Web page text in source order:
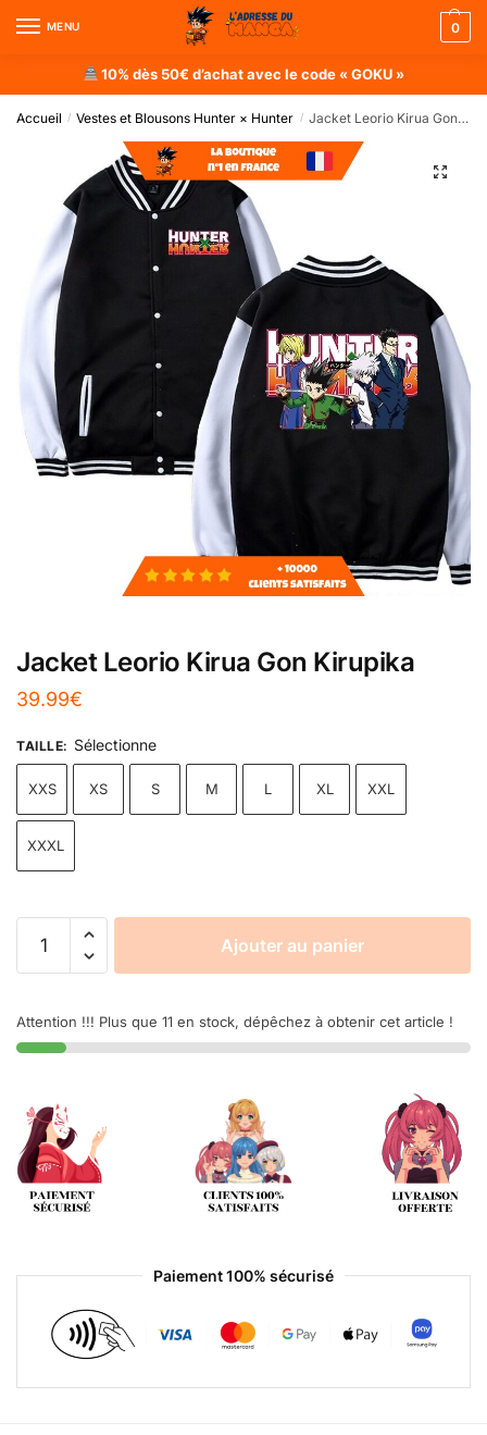
MENU 0
10% dès 50€ d’achat avec le code « GOKU »
Accueil / Vestes et Blousons Hunter × Hunter / Jacket Leorio Kirua Gon Kirupika
Jacket Leorio Kirua Gon Kirupika
39.99€
TAILLE: Sélectionne
XXS XS S M L XL XXL
XXXL
Ajouter au panier
Attention !!! Plus que 11 en stock, dépêchez à obtenir cet article !
Paiement 100% sécurisé